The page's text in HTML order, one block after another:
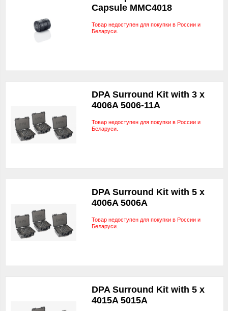
Capsule MMC4018
Товар недоступен для покупки в России и
Беларуси.
DPA Surround Kit with 3 x
4006A 5006-11A
Товар недоступен для покупки в России и
Беларуси.
DPA Surround Kit with 5 x
4006A 5006A
Товар недоступен для покупки в России и
Беларуси.
DPA Surround Kit with 5 x
4015A 5015A